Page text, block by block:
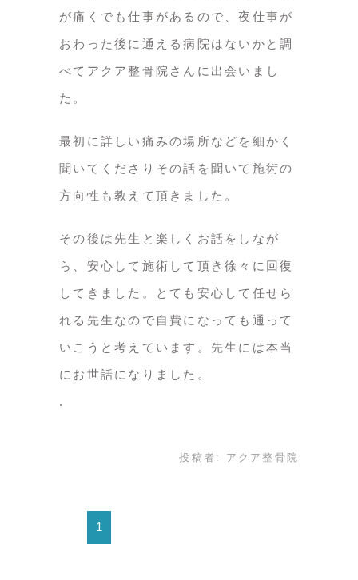
が痛くでも仕事があるので、夜仕事が
おわった後に通える病院はないかと調
べてアクア整骨院さんに出会いまし
た。
最初に詳しい痛みの場所などを細かく
聞いてくださりその話を聞いて施術の
方向性も教えて頂きました。
その後は先生と楽しくお話をしなが
ら、安心して施術して頂き徐々に回復
してきました。とても安心して任せら
れる先生なので自費になっても通って
いこうと考えています。先生には本当
にお世話になりました。
投稿者: アクア整骨院
1